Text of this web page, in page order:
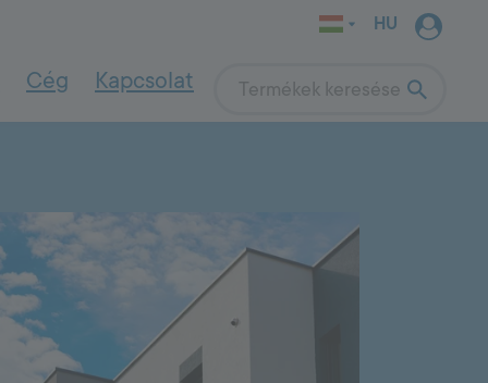
HU
Vályogházak felújítása
Beton javítása tartós megoldással
A homlokzatfelújítás menete
Kerti megoldások
Indoor wall system
Beltéri alapozók
Beltéri alapvakolatok
Simító- és hézagolóanyagok
Természetes építőanyagok
Beltéri festékek
Cég Kapcsolat Search